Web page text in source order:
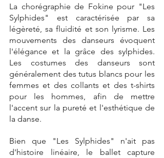
La chorégraphie de Fokine pour "Les
Sylphides" est caractérisée par sa
légèreté, sa fluidité et son lyrisme. Les
mouvements des danseurs évoquent
l'élégance et la grâce des sylphides.
Les costumes des danseurs sont
généralement des tutus blancs pour les
femmes et des collants et des t-shirts
pour les hommes, afin de mettre
l'accent sur la pureté et l'esthétique de
la danse.
Bien que "Les Sylphides" n'ait pas
d'histoire linéaire, le ballet capture